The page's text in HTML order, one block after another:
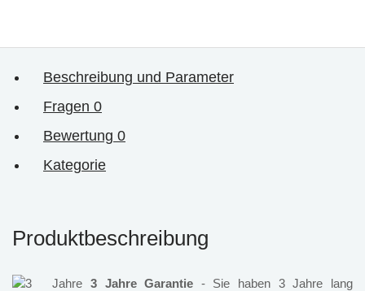
Beschreibung und Parameter
Fragen 0
Bewertung 0
Kategorie
Produktbeschreibung
3 Jahre Garantie - Sie haben 3 Jahre lang